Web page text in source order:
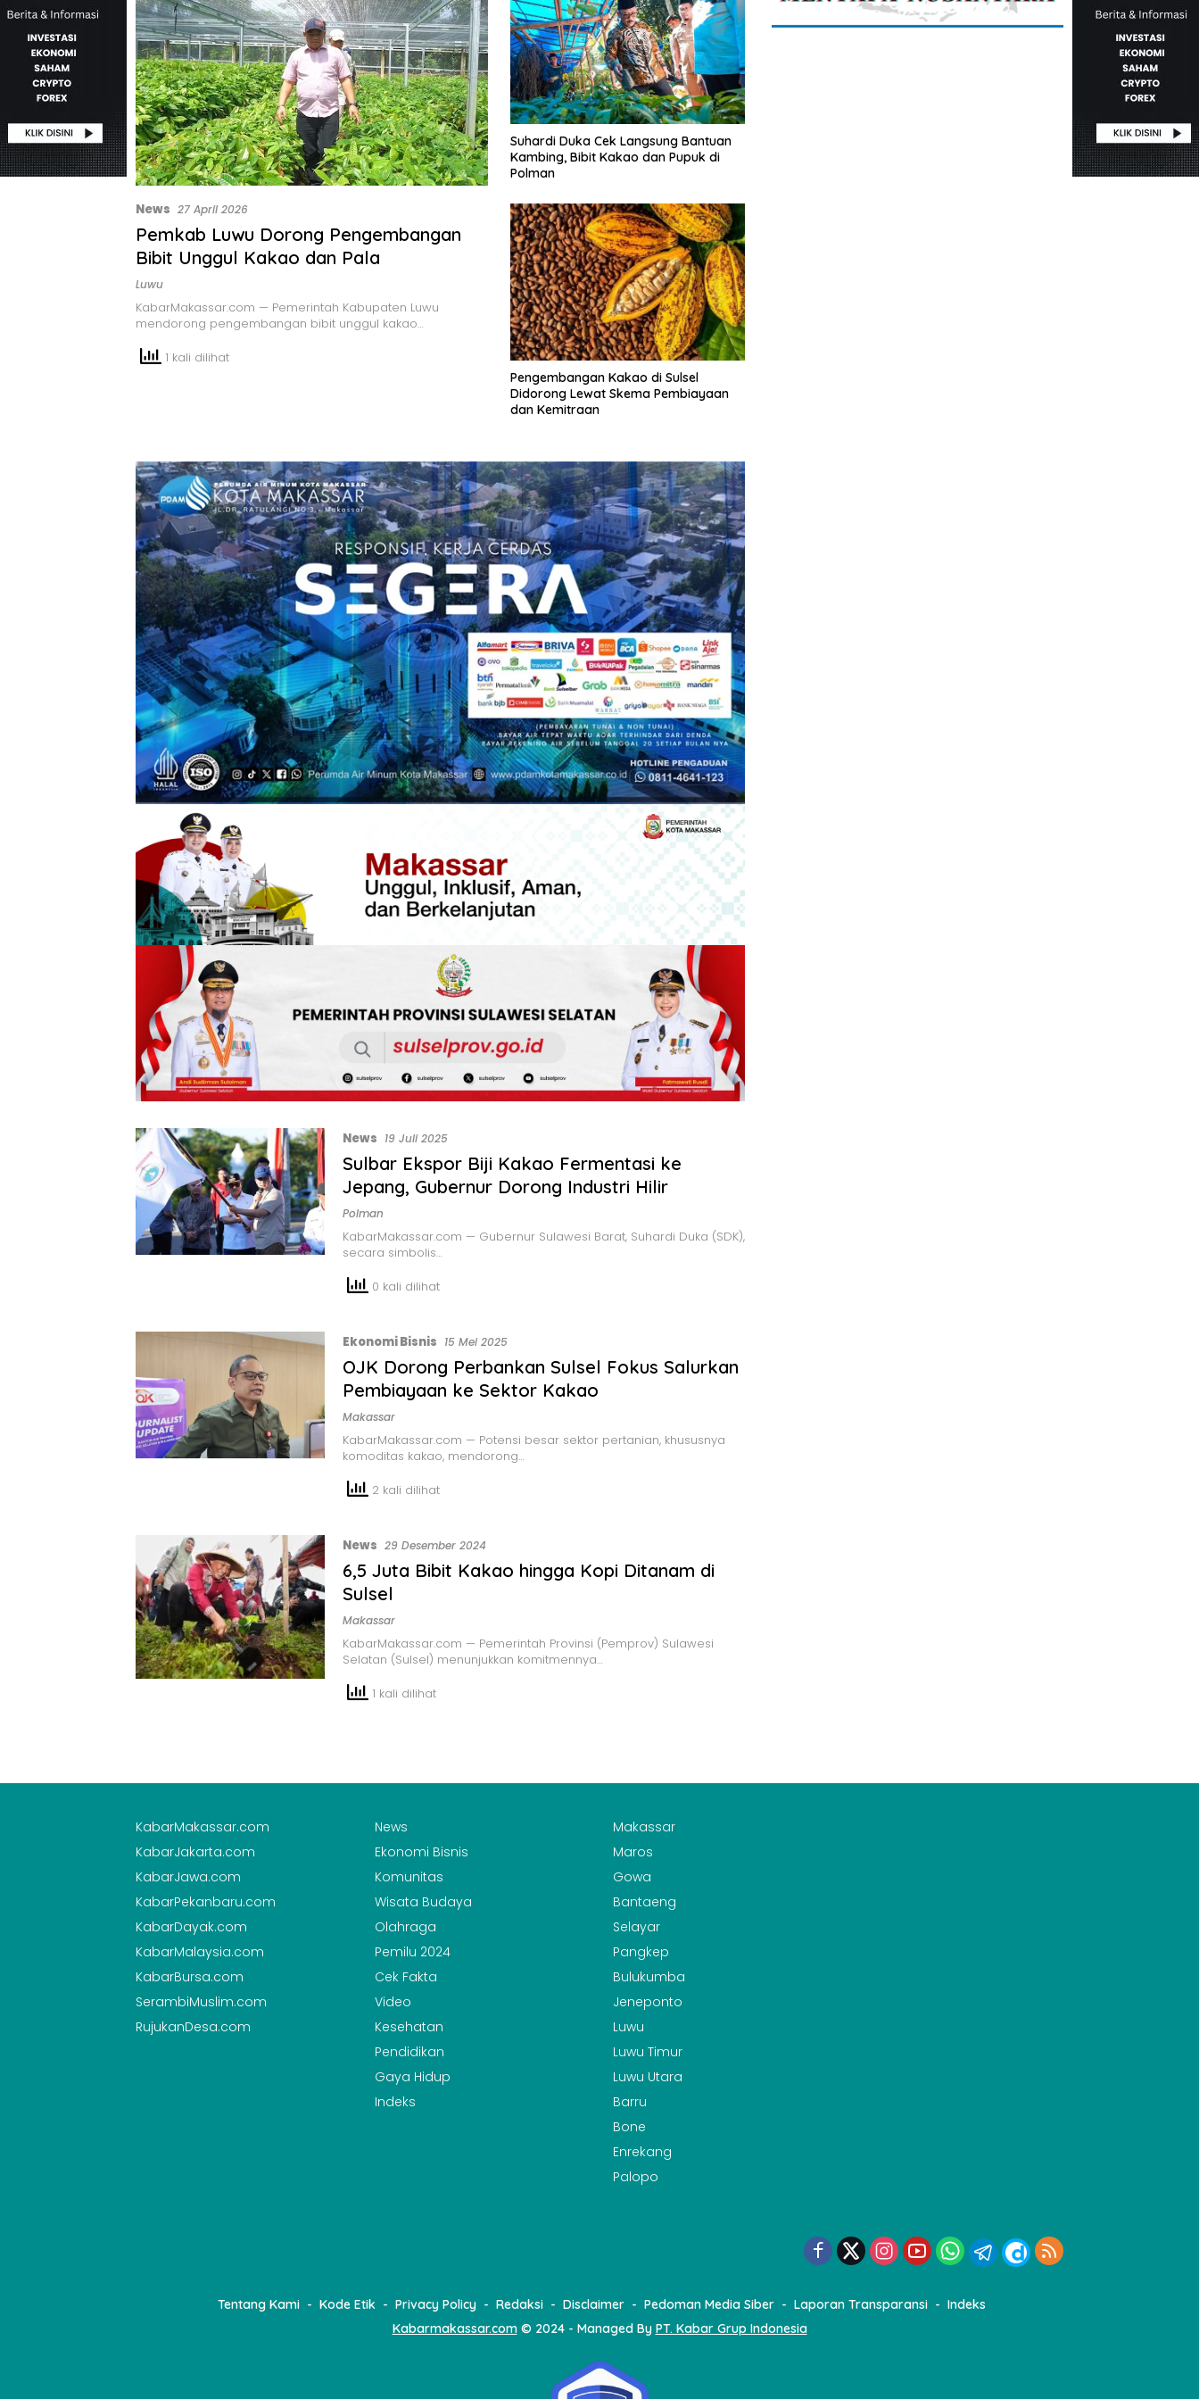
News 27 April 2026
Pemkab Luwu Dorong Pengembangan
Bibit Unggul Kakao dan Pala
Luwu
KabarMakassar.com — Pemerintah Kabupaten Luwu
mendorong pengembangan bibit unggul kakao…
1 kali dilihat
Suhardi Duka Cek Langsung Bantuan
Kambing, Bibit Kakao dan Pupuk di
Polman
Pengembangan Kakao di Sulsel
Didorong Lewat Skema Pembiayaan
dan Kemitraan
News 19 Juli 2025
Sulbar Ekspor Biji Kakao Fermentasi ke
Jepang, Gubernur Dorong Industri Hilir
Polman
KabarMakassar.com — Gubernur Sulawesi Barat, Suhardi Duka (SDK),
secara simbolis…
0 kali dilihat
Ekonomi Bisnis 15 Mei 2025
OJK Dorong Perbankan Sulsel Fokus Salurkan
Pembiayaan ke Sektor Kakao
Makassar
KabarMakassar.com — Potensi besar sektor pertanian, khususnya
komoditas kakao, mendorong…
2 kali dilihat
News 29 Desember 2024
6,5 Juta Bibit Kakao hingga Kopi Ditanam di
Sulsel
Makassar
KabarMakassar.com — Pemerintah Provinsi (Pemprov) Sulawesi
Selatan (Sulsel) menunjukkan komitmennya…
1 kali dilihat
KabarMakassar.com
KabarJakarta.com
KabarJawa.com
KabarPekanbaru.com
KabarDayak.com
KabarMalaysia.com
KabarBursa.com
SerambiMuslim.com
RujukanDesa.com
News
Ekonomi Bisnis
Komunitas
Wisata Budaya
Olahraga
Pemilu 2024
Cek Fakta
Video
Kesehatan
Pendidikan
Gaya Hidup
Indeks
Makassar
Maros
Gowa
Bantaeng
Selayar
Pangkep
Bulukumba
Jeneponto
Luwu
Luwu Timur
Luwu Utara
Barru
Bone
Enrekang
Palopo
Tentang Kami Kode Etik Privacy Policy Redaksi Disclaimer Pedoman Media Siber Laporan Transparansi
Indeks
Kabarmakassar.com© 2024 - Managed By PT. Kabar Grup Indonesia